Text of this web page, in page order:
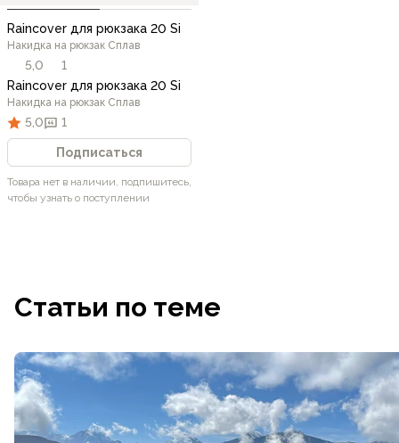
Raincover для рюкзака 20 Si
Накидка на рюкзак Сплав
5,0
1
Raincover для рюкзака 20 Si
Накидка на рюкзак Сплав
5,0 1
Подписаться
Товара нет в наличии, подпишитесь,
чтобы узнать о поступлении
Статьи по теме